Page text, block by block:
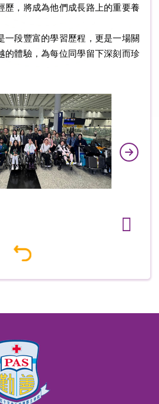
歷，將成為他們成長路上的重要養
一段豐富的學習歷程，更是一場關
的體驗，為每位同學留下深刻而珍